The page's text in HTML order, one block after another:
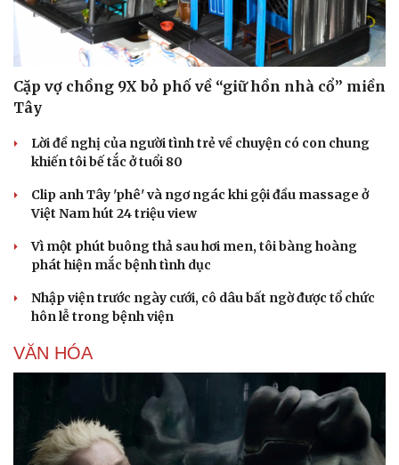
Di sản
Cặp vợ chồng 9X bỏ phố về “giữ hồn nhà cổ” miền
Tây
Lời đề nghị của người tình trẻ về chuyện có con chung
khiến tôi bế tắc ở tuổi 80
Clip anh Tây 'phê' và ngơ ngác khi gội đầu massage ở
Việt Nam hút 24 triệu view
Vì một phút buông thả sau hơi men, tôi bàng hoàng
phát hiện mắc bệnh tình dục
Nhập viện trước ngày cưới, cô dâu bất ngờ được tổ chức
hôn lễ trong bệnh viện
VĂN HÓA